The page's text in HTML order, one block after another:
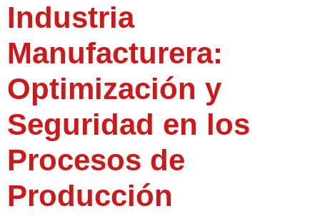
Industria
Manufacturera:
Optimización y
Seguridad en los
Procesos de
Producción